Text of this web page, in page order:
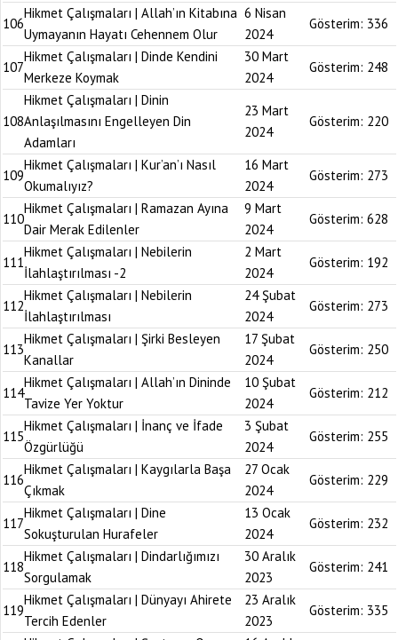
106
Hikmet Çalışmaları | Allah’ın Kitabına
Uymayanın Hayatı Cehennem Olur
6 Nisan
2024
Gösterim: 336
107
Hikmet Çalışmaları | Dinde Kendini
Merkeze Koymak
30 Mart
2024
Gösterim: 248
108
Hikmet Çalışmaları | Dinin
Anlaşılmasını Engelleyen Din
Adamları
23 Mart
2024
Gösterim: 220
109
Hikmet Çalışmaları | Kur’an’ı Nasıl
Okumalıyız?
16 Mart
2024
Gösterim: 273
110
Hikmet Çalışmaları | Ramazan Ayına
Dair Merak Edilenler
9 Mart
2024
Gösterim: 628
111
Hikmet Çalışmaları | Nebilerin
İlahlaştırılması -2
2 Mart
2024
Gösterim: 192
112
Hikmet Çalışmaları | Nebilerin
İlahlaştırılması
24 Şubat
2024
Gösterim: 273
113
Hikmet Çalışmaları | Şirki Besleyen
Kanallar
17 Şubat
2024
Gösterim: 250
114
Hikmet Çalışmaları | Allah’ın Dininde
Tavize Yer Yoktur
10 Şubat
2024
Gösterim: 212
115
Hikmet Çalışmaları | İnanç ve İfade
Özgürlüğü
3 Şubat
2024
Gösterim: 255
116
Hikmet Çalışmaları | Kaygılarla Başa
Çıkmak
27 Ocak
2024
Gösterim: 229
117
Hikmet Çalışmaları | Dine
Sokuşturulan Hurafeler
13 Ocak
2024
Gösterim: 232
118
Hikmet Çalışmaları | Dindarlığımızı
Sorgulamak
30 Aralık
2023
Gösterim: 241
119
Hikmet Çalışmaları | Dünyayı Ahirete
Tercih Edenler
23 Aralık
2023
Gösterim: 335